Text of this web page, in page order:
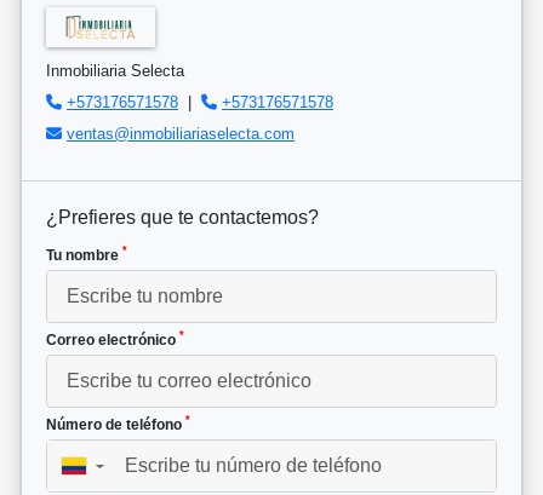
Inmobiliaria Selecta
+573176571578 |
+573176571578
ventas@inmobiliariaselecta.com
¿Prefieres que te contactemos?
Tu nombre *
Correo electrónico *
Número de teléfono *
▼